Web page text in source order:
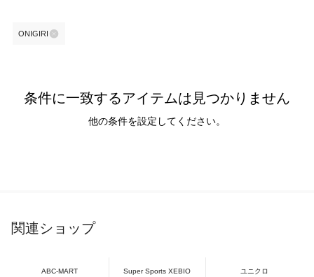
ONIGIRI
条件に一致するアイテムは見つかりません
他の条件を設定してください。
関連ショップ
ABC-MART
Super Sports XEBIO
ユニクロ